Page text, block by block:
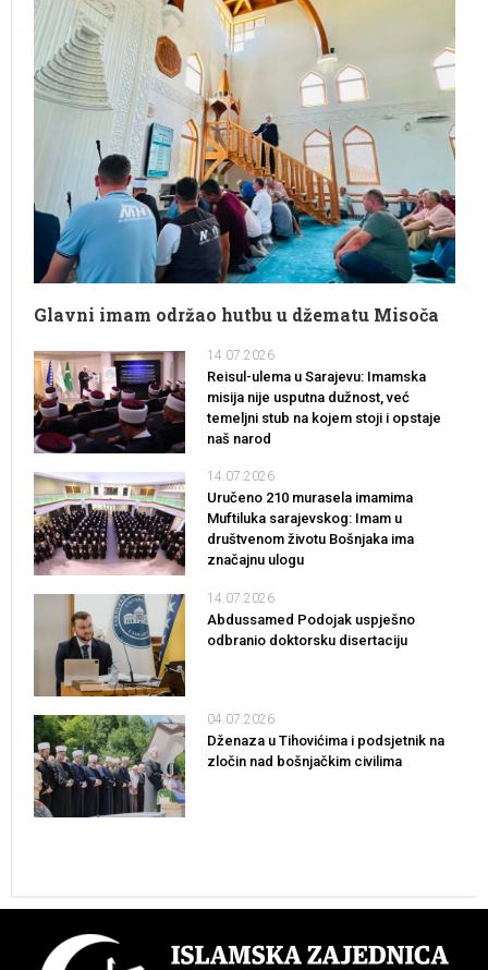
Glavni imam održao hutbu u džematu Misoča
14.07.2026
Reisul-ulema u Sarajevu: Imamska
misija nije usputna dužnost, već
temeljni stub na kojem stoji i opstaje
naš narod
14.07.2026
Uručeno 210 murasela imamima
Muftiluka sarajevskog: Imam u
društvenom životu Bošnjaka ima
značajnu ulogu
14.07.2026
Abdussamed Podojak uspješno
odbranio doktorsku disertaciju
04.07.2026
Dženaza u Tihovićima i podsjetnik na
zločin nad bošnjačkim civilima